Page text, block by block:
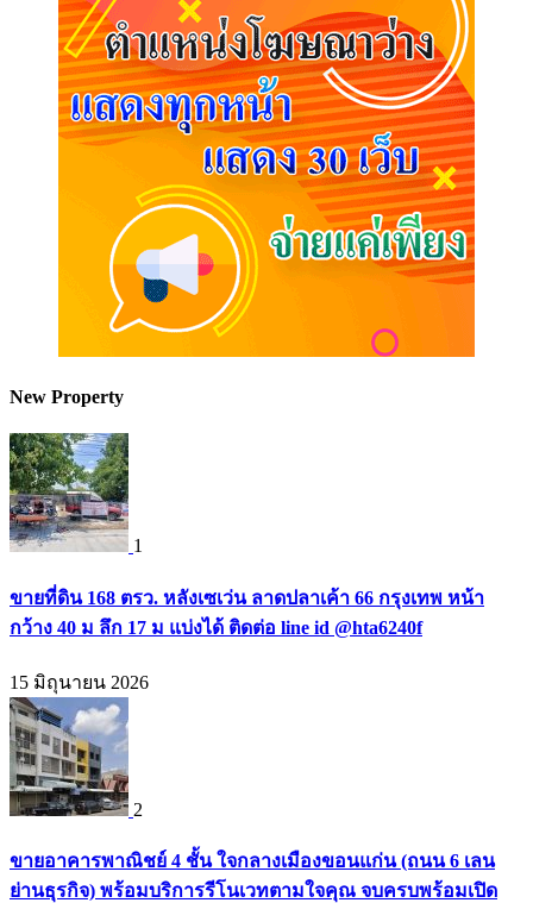
New Property
1
ขายที่ดิน 168 ตรว. หลังเซเว่น ลาดปลาเค้า 66 กรุงเทพ หน้า
กว้าง 40 ม ลึก 17 ม แบ่งได้ ติดต่อ line id @hta6240f
15 มิถุนายน 2026
2
ขายอาคารพาณิชย์ 4 ชั้น ใจกลางเมืองขอนแก่น (ถนน 6 เลน
ย่านธุรกิจ) พร้อมบริการรีโนเวทตามใจคุณ จบครบพร้อมเปิด